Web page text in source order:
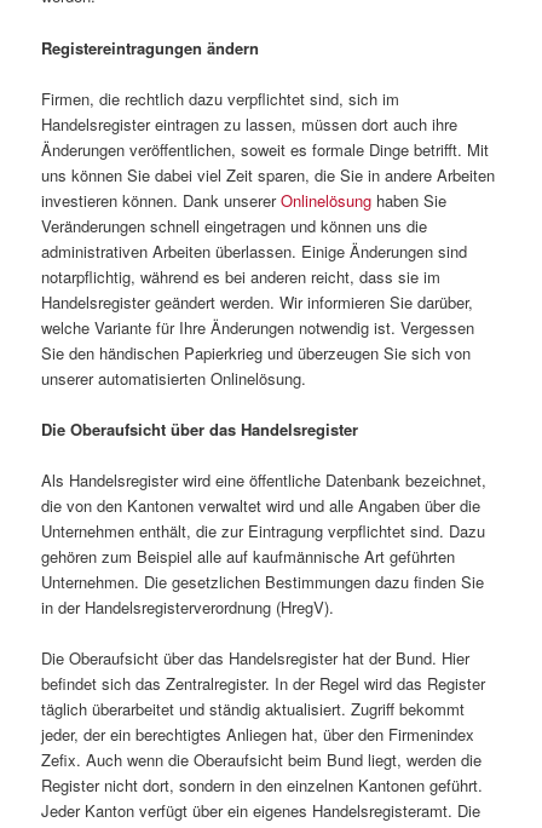
Registereintragungen ändern
Firmen, die rechtlich dazu verpflichtet sind, sich im
Handelsregister eintragen zu lassen, müssen dort auch ihre
Änderungen veröffentlichen, soweit es formale Dinge betrifft. Mit
uns können Sie dabei viel Zeit sparen, die Sie in andere Arbeiten
investieren können. Dank unsererOnlinelösung haben Sie
Veränderungen schnell eingetragen und können uns die
administrativen Arbeiten überlassen. Einige Änderungen sind
notarpflichtig, während es bei anderen reicht, dass sie im
Handelsregister geändert werden. Wir informieren Sie darüber,
welche Variante für Ihre Änderungen notwendig ist. Vergessen
Sie den händischen Papierkrieg und überzeugen Sie sich von
unserer automatisierten Onlinelösung.
Die Oberaufsicht über das Handelsregister
Als Handelsregister wird eine öffentliche Datenbank bezeichnet,
die von den Kantonen verwaltet wird und alle Angaben über die
Unternehmen enthält, die zur Eintragung verpflichtet sind. Dazu
gehören zum Beispiel alle auf kaufmännische Art geführten
Unternehmen. Die gesetzlichen Bestimmungen dazu finden Sie
in der Handelsregisterverordnung (HregV).
Die Oberaufsicht über das Handelsregister hat der Bund. Hier
befindet sich das Zentralregister. In der Regel wird das Register
täglich überarbeitet und ständig aktualisiert. Zugriff bekommt
jeder, der ein berechtigtes Anliegen hat, über den Firmenindex
Zefix. Auch wenn die Oberaufsicht beim Bund liegt, werden die
Register nicht dort, sondern in den einzelnen Kantonen geführt.
Jeder Kanton verfügt über ein eigenes Handelsregisteramt. Die